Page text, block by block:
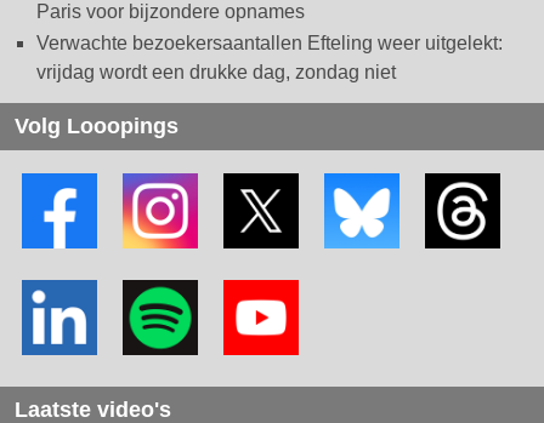
Paris voor bijzondere opnames
Verwachte bezoekersaantallen Efteling weer uitgelekt:
vrijdag wordt een drukke dag, zondag niet
Volg Looopings
Laatste video's